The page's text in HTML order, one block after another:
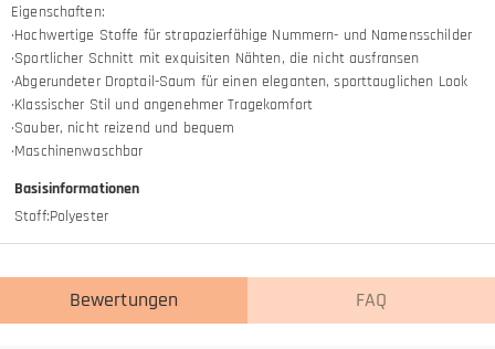
Eigenschaften:
·Hochwertige Stoffe für strapazierfähige Nummern- und Namensschilder
·Sportlicher Schnitt mit exquisiten Nähten, die nicht ausfransen
·Abgerundeter Droptail-Saum für einen eleganten, sporttauglichen Look
·Klassischer Stil und angenehmer Tragekomfort
·Sauber, nicht reizend und bequem
·Maschinenwaschbar
Basisinformationen
Stoff:Polyester
Bewertungen FAQ